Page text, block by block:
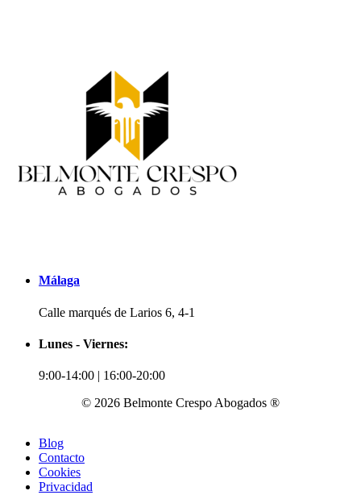
Málaga
Calle marqués de Larios 6, 4-1
Lunes - Viernes:
9:00-14:00 | 16:00-20:00
© 2026 Belmonte Crespo Abogados ®
Blog
Contacto
Cookies
Privacidad